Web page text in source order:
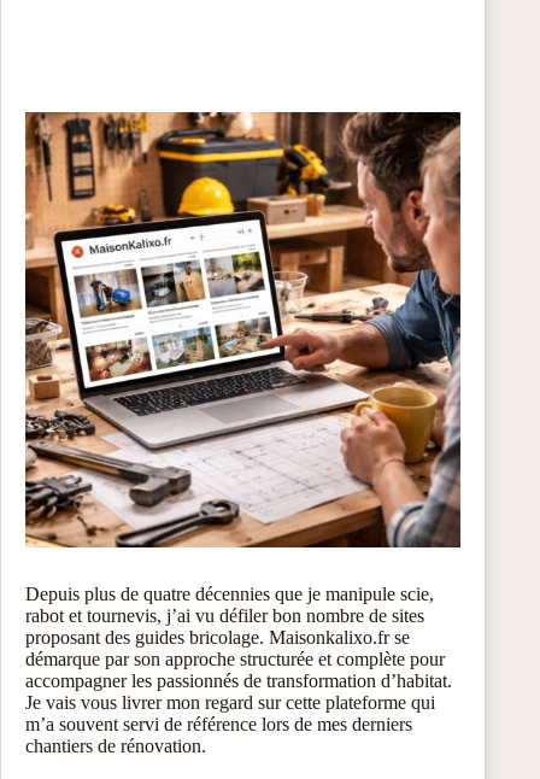
Depuis plus de quatre décennies que je manipule scie,
rabot et tournevis, j’ai vu défiler bon nombre de sites
proposant des guides bricolage. Maisonkalixo.fr se
démarque par son approche structurée et complète pour
accompagner les passionnés de transformation d’habitat.
Je vais vous livrer mon regard sur cette plateforme qui
m’a souvent servi de référence lors de mes derniers
chantiers de rénovation.